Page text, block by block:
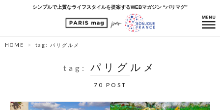
シンプルで上質なライフスタイルを提案するWEBマガジン “パリマグ”
HOME tag: パリグルメ
tag: パリグルメ
70 POST